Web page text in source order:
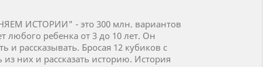
ИСТОРИИ" - это 300 млн. вариантов
любого ребенка от 3 до 10 лет. Он
и рассказывать. Бросая 12 кубиков с
них и рассказать историю. История